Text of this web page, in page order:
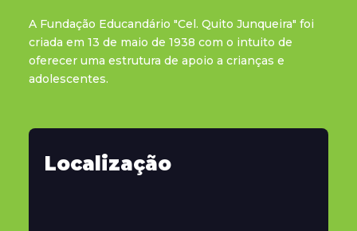
A Fundação Educandário "Cel. Quito Junqueira" foi
criada em 13 de maio de 1938 com o intuito de
oferecer uma estrutura de apoio a crianças e
adolescentes.
Localização